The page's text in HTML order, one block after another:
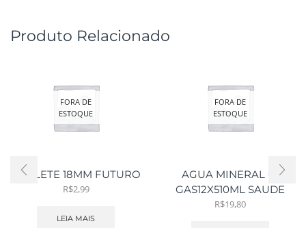
Produto Relacionado
FORA DE
ESTOQUE
ESTILETE 18MM FUTURO
R$2,99
LEIA MAIS
FORA DE
ESTOQUE
AGUA MINERAL C/
GAS12X510ML SAUDE
R$19,80